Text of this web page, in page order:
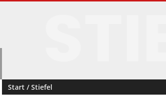
Start / Stiefel